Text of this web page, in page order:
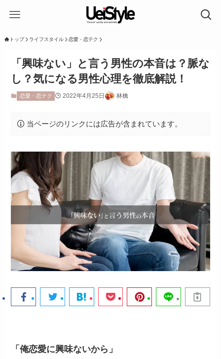
トップ ライフスタイル 恋愛・恋テク
「興味ない」と言う男性の本音は？脈な
し？気になる男性心理を徹底解説！
恋愛・恋テク 2022年4月25日 林檎
当ページのリンクには広告が含まれています。
「俺恋愛に興味ないから」